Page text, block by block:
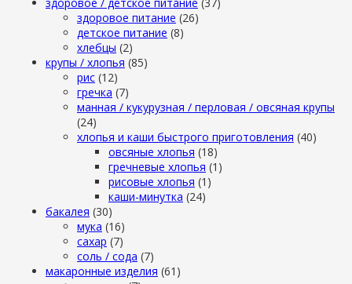
здоровое питание (26)
детское питание (8)
хлебцы (2)
крупы / хлопья (85)
рис (12)
гречка (7)
манная / кукурузная / перловая / овсяная крупы
(24)
хлопья и каши быстрого приготовления (40)
овсяные хлопья (18)
гречневые хлопья (1)
рисовые хлопья (1)
каши-минутка (24)
бакалея (30)
мука (16)
сахар (7)
cоль / cода (7)
макаронные изделия (61)